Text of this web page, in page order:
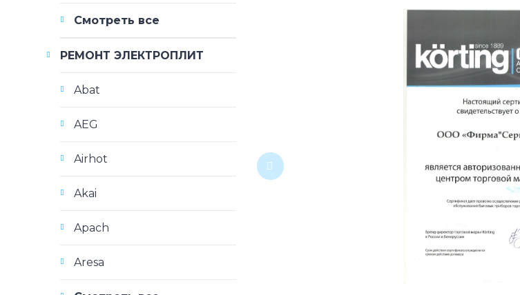
Смотреть все
РЕМОНТ ЭЛЕКТРОПЛИТ
Abat
AEG
Airhot
Akai
Apach
Aresa